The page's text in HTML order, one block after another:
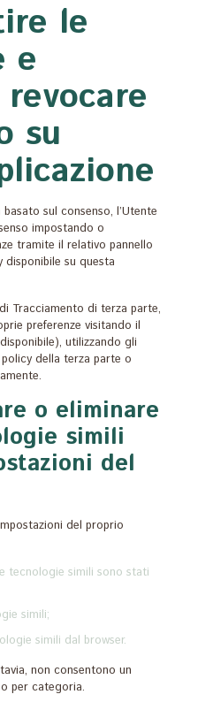
le
e
su
sul consenso, l’Utente
impostando o
tramite il relativo pannello
su questa
Tracciamento di terza parte,
preferenze visitando il
utilizzando gli
della terza parte o
o eliminare
simili
del
del proprio
tecnologie simili sono stati
simili;
simili dal browser.
non consentono un
per categoria.